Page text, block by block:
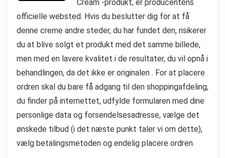
Cream -produkt, er producentens
officielle websted. Hvis du beslutter dig for at få
denne creme andre steder, du har fundet den, risikerer
du at blive solgt et produkt med det samme billede,
men med en lavere kvalitet i de resultater, du vil opnå i
behandlingen, da det ikke er originalen . For at placere
ordren skal du bare få adgang til den shoppingafdeling,
du finder på internettet, udfylde formularen med dine
personlige data og forsendelsesadresse, vælge det
ønskede tilbud (i det næste punkt taler vi om dette),
vælg betalingsmetoden og endelig placere ordren.